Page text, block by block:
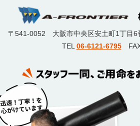
〒541-0052 大阪市中央区安土町1丁目6
TEL 06-6121-6795FAX